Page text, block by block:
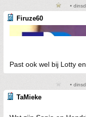
•
Firuze60
Past ook wel bij Lotty
•
TaMieke